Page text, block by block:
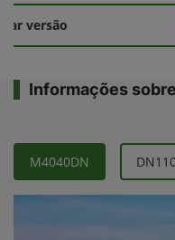
versão
Informações
M4040DN